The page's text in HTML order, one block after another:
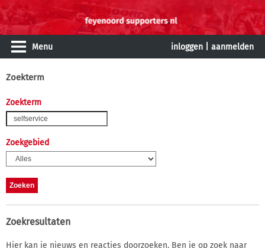
Menu inloggen aanmelden
Zoekterm
Zoekterm
Zoekgebied
Zoekresultaten
Hier kan je nieuws en reacties doorzoeken. Ben je op zoek naar